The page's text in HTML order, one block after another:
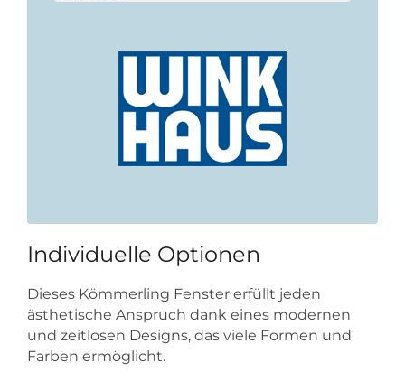
Individuelle Optionen
Dieses Kömmerling Fenster erfüllt jeden
ästhetische Anspruch dank eines modernen
und zeitlosen Designs, das viele Formen und
Farben ermöglicht.